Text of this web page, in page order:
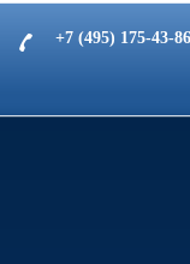
+7 (495) 175-43-